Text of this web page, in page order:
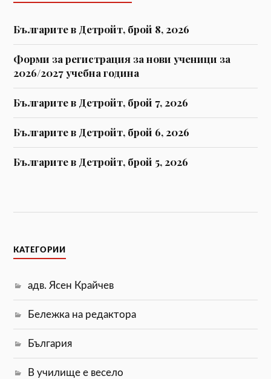
Българите в Детройт, брой 8, 2026
Форми за регистрaция за нови ученици за
2026/2027 учебна година
Българите в Детройт, брой 7, 2026
Българите в Детройт, брой 6, 2026
Българите в Детройт, брой 5, 2026
КАТЕГОРИИ
адв. Ясен Крайчев
Бележка на редактора
България
В училище е весело